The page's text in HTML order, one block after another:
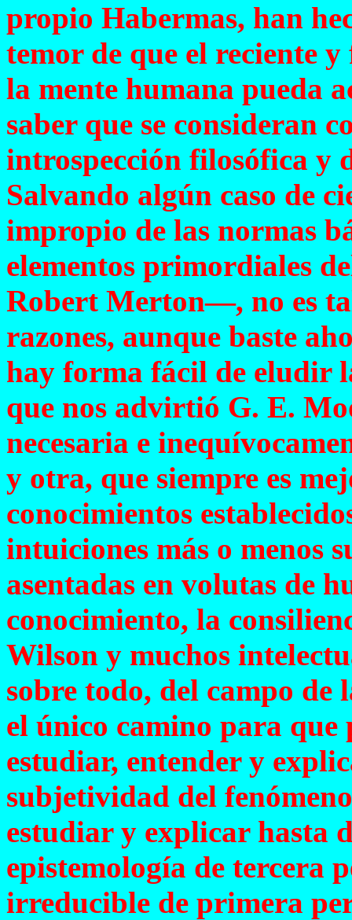
propio Habermas, han
temor de que el reciente
la mente humana pueda
saber que se consideran
introspección filosófica y
Salvando algún caso de
impropio de las normas
elementos primordiales
Robert Merton—, no es
razones, aunque baste
hay forma fácil de eludir
que nos advirtió G. E.
necesaria e
y otra, que siempre es
conocimientos
intuiciones más o menos
asentadas en volutas de
conocimiento, la
Wilson y muchos
sobre todo, del campo de
el único camino para
estudiar, entender y
subjetividad del
estudiar y explicar hasta
epistemología de tercera
irreducible de primera